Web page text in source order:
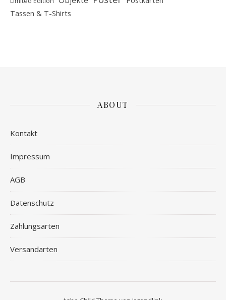
Tassen & T-Shirts
ABOUT
Kontakt
Impressum
AGB
Datenschutz
Zahlungsarten
Versandarten